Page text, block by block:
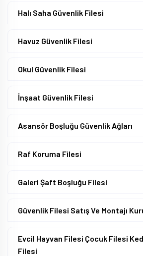
Halı Saha Güvenlik Filesi
Havuz Güvenlik Filesi
Okul Güvenlik Filesi
İnşaat Güvenlik Filesi
Asansör Boşluğu Güvenlik Ağları
Raf Koruma Filesi
Galeri Şaft Boşluğu Filesi
Güvenlik Filesi Satış Ve Montajı
Evcil Hayvan Filesi Çocuk Filesi
Filesi